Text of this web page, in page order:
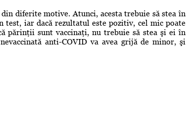
diferite motive. Atunci, acesta trebuie să stea în
test, iar dacă rezultatul este pozitiv, cel mic poate
părinţii sunt vaccinaţi, nu trebuie să stea şi ei în
anti-COVID va avea grijă de minor, şi